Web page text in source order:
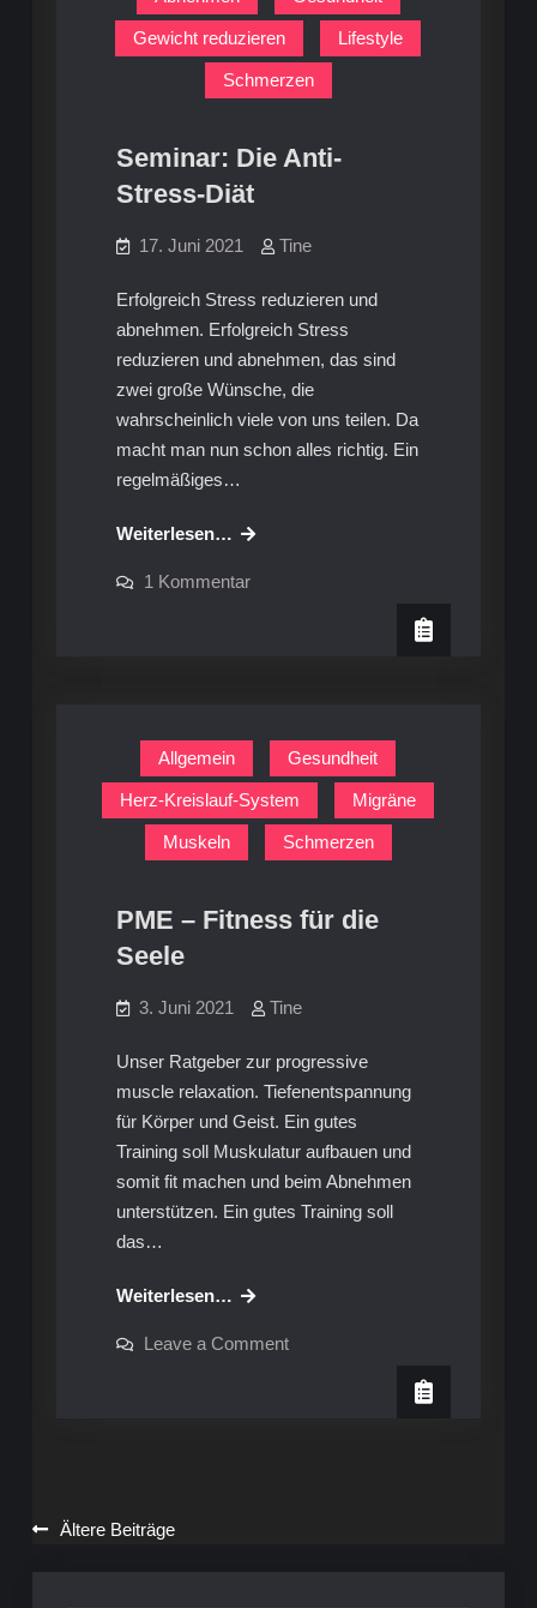
tägigen
Erfolgs-
Programm
Programm
Gewicht reduzieren Lifestyle
Schmerzen
Seminar: Die Anti-
Stress-Diät
17. Juni 2021 Tine
Erfolgreich Stress reduzieren und
abnehmen. Erfolgreich Stress
reduzieren und abnehmen, das sind
zwei große Wünsche, die
wahrscheinlich viele von uns teilen. Da
macht man nun schon alles richtig. Ein
regelmäßiges…
Weiterlesen… Seminar:
Anti-
1 Kommentarzu
Allgemein Gesundheit
Herz-Kreislauf-System Migräne
Muskeln Schmerzen
PME – Fitness für die
Seele
3. Juni 2021 Tine
Unser Ratgeber zur progressive
muscle relaxation. Tiefenentspannung
für Körper und Geist. Ein gutes
Training soll Muskulatur aufbauen und
somit fit machen und beim Abnehmen
unterstützen. Ein gutes Training soll
das…
Weiterlesen… PME
Fitness
Leave a Commenton
Beitragsnavigation
Ältere Beiträge